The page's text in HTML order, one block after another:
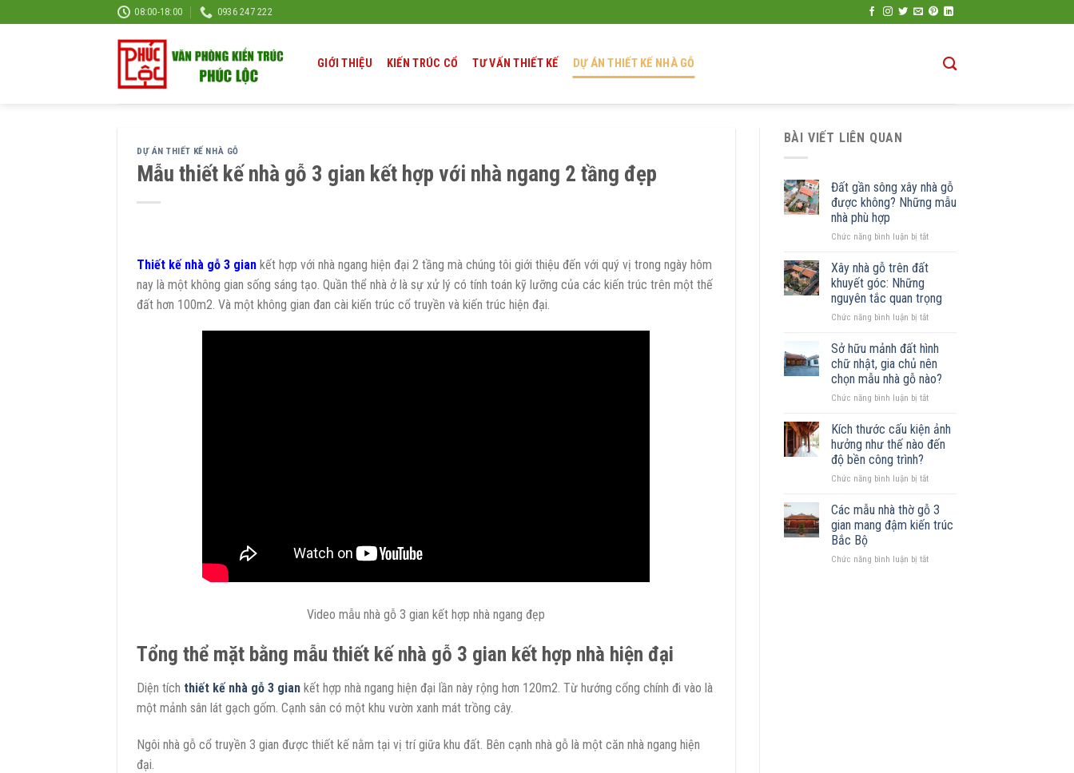
to
08:00-18:00 0936 247 222
GIỚI THIỆU KIẾN TRÚC CỔ TƯ VẤN THIẾT KẾ DỰ ÁN THIẾT KẾ NHÀ GỖ
DỰ ÁN THIẾT KẾ NHÀ GỖ
Mẫu thiết kế nhà gỗ 3 gian kết hợp với nhà ngang 2 tầng đẹp
Thiết kế nhà gỗ 3 gian kết hợp với nhà ngang hiện đại 2 tầng mà chúng tôi giới thiệu đến với quý vị trong ngày hôm
nay là một không gian sống sáng tạo. Quần thể nhà ở là sự xử lý có tính toán kỹ lưỡng của các kiến trúc trên một thế
đất hơn 100m2. Và một không gian đan cài kiến trúc cổ truyền và kiến trúc hiện đại.
Video mẫu nhà gỗ 3 gian kết hợp nhà ngang đẹp
Tổng thể mặt bằng mẫu thiết kế nhà gỗ 3 gian kết hợp nhà hiện đại
Diện tích thiết kế nhà gỗ 3 gian kết hợp nhà ngang hiện đại lần này rộng hơn 120m2. Từ hướng cổng chính đi vào là
một mảnh sân lát gạch gốm. Cạnh sân có một khu vườn xanh mát trồng cây.
Ngôi nhà gỗ cổ truyền 3 gian được thiết kế nằm tại vị trí giữa khu đất. Bên cạnh nhà gỗ là một căn nhà ngang hiện
đại.
BÀI VIẾT LIÊN QUAN
Đất gần sông xây nhà gỗ
được không? Những mẫu
nhà phù hợp
Chức năng bình luận bị tắtở
nhà
gỗ
không?
Những
mẫu
nhà
phù
Xây nhà gỗ trên đất
khuyết góc: Những
nguyên tắc quan trọng
Chức năng bình luận bị tắtở
nhà
gỗ
trên
đất
khuyết
Những
nguyên
tắc
trọng
Sở hữu mảnh đất hình
chữ nhật, gia chủ nên
chọn mẫu nhà gỗ nào?
Chức năng bình luận bị tắtở
hữu
mảnh
đất
chữ
gia
chủ
nên
mẫu
Kích thước cấu kiện ảnh
hưởng như thế nào đến
độ bền công trình?
Chức năng bình luận bị tắtở
thước
kiện
hưởng
Các mẫu nhà thờ gỗ 3
gian mang đậm kiến trúc
Bắc Bộ
Chức năng bình luận bị tắtở